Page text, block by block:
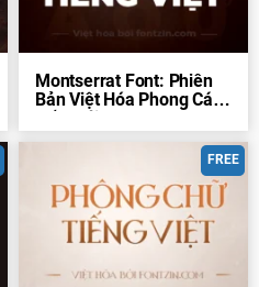
Montserrat Font: Phiên
Bản Việt Hóa Phong Cách
FREE